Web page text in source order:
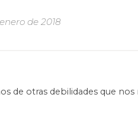
de 2018
de otras debilidades que